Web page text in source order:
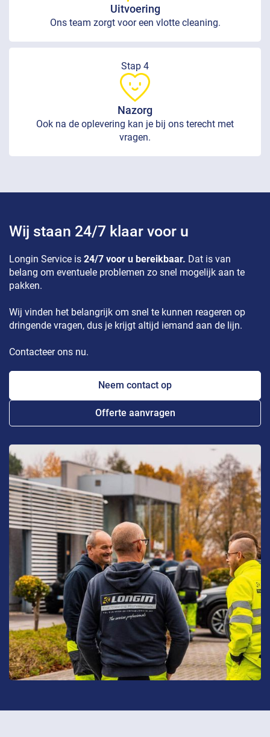
Uitvoering
Ons team zorgt voor een vlotte cleaning.
Stap 4
Nazorg
Ook na de oplevering kan je bij ons terecht met
vragen.
Wij staan 24/7 klaar voor u
Longin Service is 24/7 voor u bereikbaar. Dat is van
belang om eventuele problemen zo snel mogelijk aan te
pakken.
Wij vinden het belangrijk om snel te kunnen reageren op
dringende vragen, dus je krijgt altijd iemand aan de lijn.
Contacteer ons nu.
Neem contact op
Offerte aanvragen